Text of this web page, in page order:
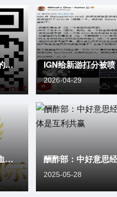
刘尚希：我是从农村出来的，农民并不念念当农民
2026-04-29
意媒：国米今夏将迎大换血，有6人将离队、最多可能12人离队|
2025-05-28